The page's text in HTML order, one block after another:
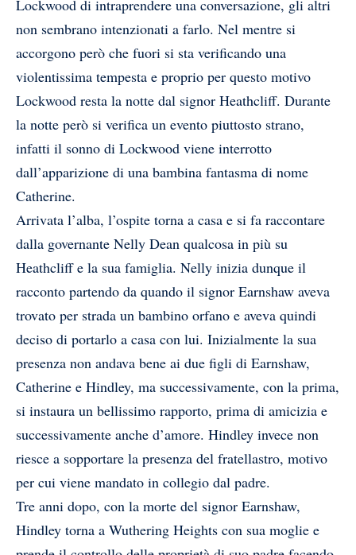
Lockwood di intraprendere una conversazione, gli altri
non sembrano intenzionati a farlo. Nel mentre si
accorgono però che fuori si sta verificando una
violentissima tempesta e proprio per questo motivo
Lockwood resta la notte dal signor Heathcliff. Durante
la notte però si verifica un evento piuttosto strano,
infatti il sonno di Lockwood viene interrotto
dall’apparizione di una bambina fantasma di nome
Catherine.
Arrivata l’alba, l’ospite torna a casa e si fa raccontare
dalla governante Nelly Dean qualcosa in più su
Heathcliff e la sua famiglia. Nelly inizia dunque il
racconto partendo da quando il signor Earnshaw aveva
trovato per strada un bambino orfano e aveva quindi
deciso di portarlo a casa con lui. Inizialmente la sua
presenza non andava bene ai due figli di Earnshaw,
Catherine e Hindley, ma successivamente, con la prima,
si instaura un bellissimo rapporto, prima di amicizia e
successivamente anche d’amore. Hindley invece non
riesce a sopportare la presenza del fratellastro, motivo
per cui viene mandato in collegio dal padre.
Tre anni dopo, con la morte del signor Earnshaw,
Hindley torna a Wuthering Heights con sua moglie e